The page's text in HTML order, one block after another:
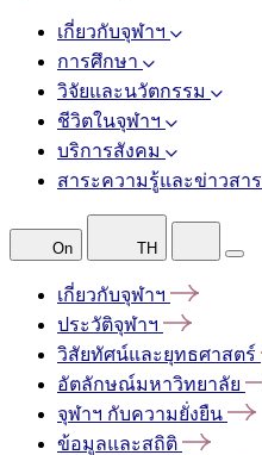
เกี่ยวกับจุฬาฯ
การศึกษา
วิจัยและนวัตกรรม
ชีวิตในจุฬาฯ
บริการสังคม
สาระความรู้และข่าวสาร
On TH
เกี่ยวกับจุฬาฯ
ประวัติจุฬาฯ
วิสัยทัศน์และยุทธศาสตร์
อัตลักษณ์มหาวิทยาลัย
จุฬาฯ กับความยั่งยืน
ข้อมูลและสถิติ